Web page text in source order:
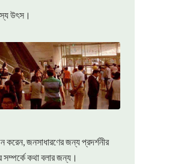
উৎস।
করেন, জনসাধারণের জন্য প্রদর্শনীর
কথা বলার জন্য।